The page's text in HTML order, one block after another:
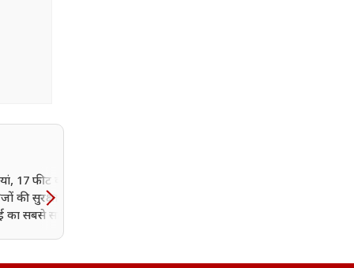
17 फीट की दीवार
की सुरक्षा! आजादी
का सबसे साहसी जेल